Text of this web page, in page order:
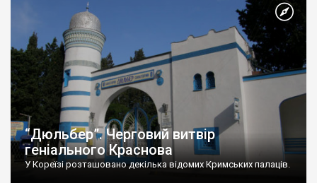
“Дюльбер”. Черговий витвір
геніального Краснова
У Кореїзі розташовано декілька відомих Кримських палаців.